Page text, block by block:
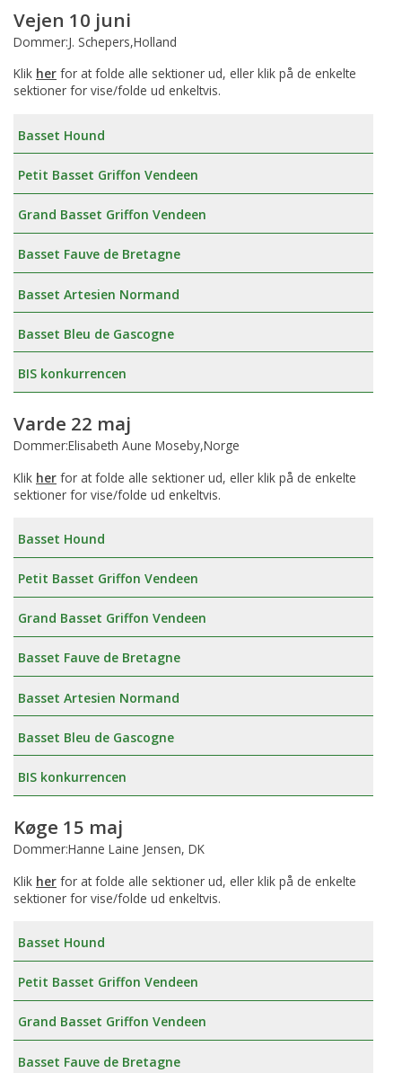
Vejen 10 juni
Dommer:J. Schepers,Holland
Klik her for at folde alle sektioner ud, eller klik på de enkelte
sektioner for vise/folde ud enkeltvis.
Basset Hound
Petit Basset Griffon Vendeen
Grand Basset Griffon Vendeen
Basset Fauve de Bretagne
Basset Artesien Normand
Basset Bleu de Gascogne
BIS konkurrencen
Varde 22 maj
Dommer:Elisabeth Aune Moseby,Norge
Klik her for at folde alle sektioner ud, eller klik på de enkelte
sektioner for vise/folde ud enkeltvis.
Basset Hound
Petit Basset Griffon Vendeen
Grand Basset Griffon Vendeen
Basset Fauve de Bretagne
Basset Artesien Normand
Basset Bleu de Gascogne
BIS konkurrencen
Køge 15 maj
Dommer:Hanne Laine Jensen, DK
Klik her for at folde alle sektioner ud, eller klik på de enkelte
sektioner for vise/folde ud enkeltvis.
Basset Hound
Petit Basset Griffon Vendeen
Grand Basset Griffon Vendeen
Basset Fauve de Bretagne